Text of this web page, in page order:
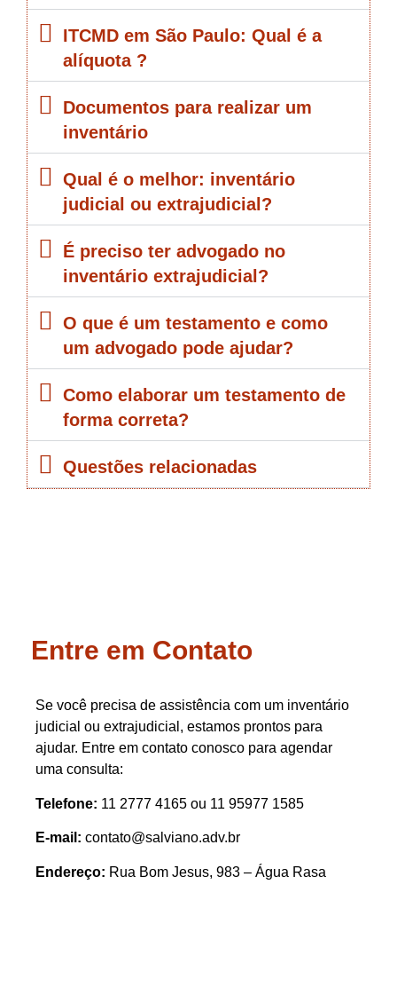
ITCMD em São Paulo: Qual é a
alíquota ?
Documentos para realizar um
inventário
Qual é o melhor: inventário
judicial ou extrajudicial?
É preciso ter advogado no
inventário extrajudicial?
O que é um testamento e como
um advogado pode ajudar?
Como elaborar um testamento de
forma correta?
Questões relacionadas
Entre em Contato
Se você precisa de assistência com um inventário
judicial ou extrajudicial, estamos prontos para
ajudar. Entre em contato conosco para agendar
uma consulta:
Telefone: 11 2777 4165 ou 11 95977 1585
E-mail: contato@salviano.adv.br
Endereço: Rua Bom Jesus, 983 – Água Rasa